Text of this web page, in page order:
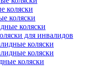
коляски
коляски
коляски
для инвалидов
коляски
коляски
коляски